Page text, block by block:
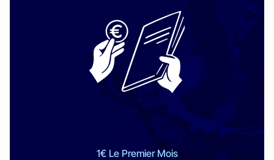
1€ Le Premier Mois